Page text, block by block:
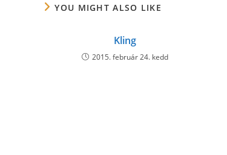
YOU MIGHT ALSO LIKE
Kling
2015. február 24. kedd